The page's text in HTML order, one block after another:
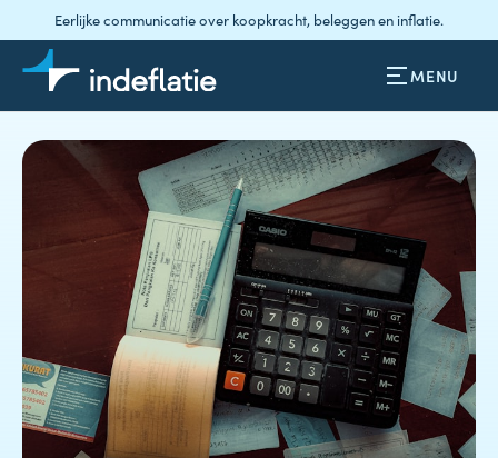
Eerlijke communicatie over koopkracht, beleggen en inflatie.
MENU